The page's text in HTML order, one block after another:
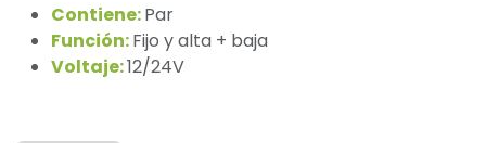
Contiene:Par
Función:Fijo y alta + baja
Voltaje:12/24V